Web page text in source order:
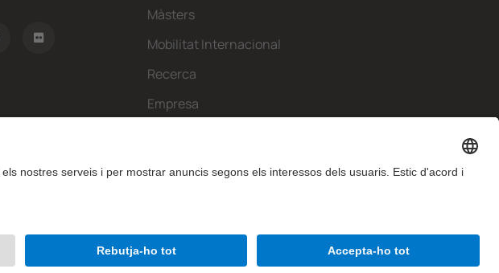
Màsters
Mobilitat Internacional
Recerca
Empresa
Configuració de privadesa